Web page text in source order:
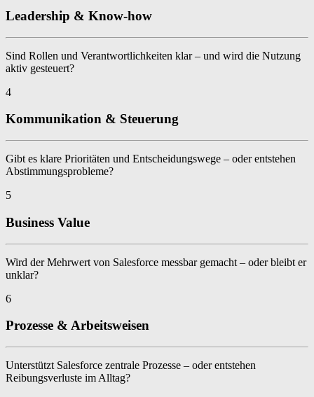
Leadership & Know-how
Sind Rollen und Verantwortlichkeiten klar – und wird die Nutzung
aktiv gesteuert?
4
Kommunikation & Steuerung
Gibt es klare Prioritäten und Entscheidungswege – oder entstehen
Abstimmungsprobleme?
5
Business Value
Wird der Mehrwert von Salesforce messbar gemacht – oder bleibt er
unklar?
6
Prozesse & Arbeitsweisen
Unterstützt Salesforce zentrale Prozesse – oder entstehen
Reibungsverluste im Alltag?